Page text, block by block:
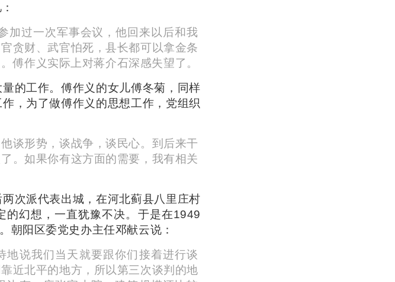
加过一次军事会议，他回来以后和我
贪财、武官怕死，县长都可以拿金条
傅作义实际上对蒋介石深感失望了。
的工作。傅作义的女儿傅冬菊，同样
，为了做傅作义的思想工作，党组织
谈形势，谈战争，谈民心。到后来干
。如果你有这方面的需要，我有相关
次派代表出城，在河北蓟县八里庄村
的幻想，一直犹豫不决。于是在1949
朝阳区委党史办主任邓献云说：
说我们当天就要跟你们接着进行谈
近北平的地方，所以第三次谈判的地